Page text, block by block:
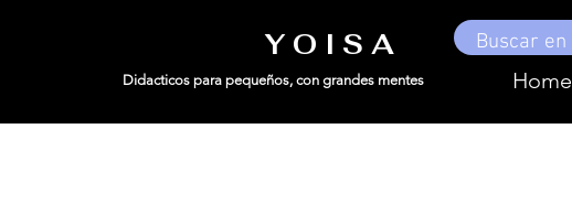
Y O I S A
Didacticos para pequeños, con grandes mentes Home